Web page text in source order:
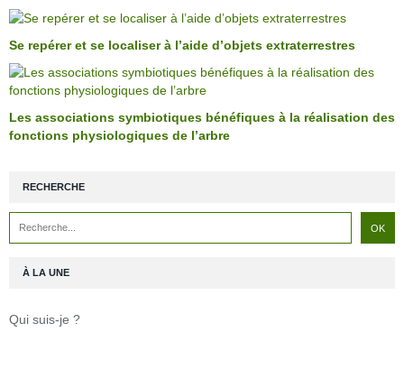
Se repérer et se localiser à l’aide d’objets extraterrestres
Les associations symbiotiques bénéfiques à la réalisation des
fonctions physiologiques de l’arbre
RECHERCHE
À LA UNE
Qui suis-je ?